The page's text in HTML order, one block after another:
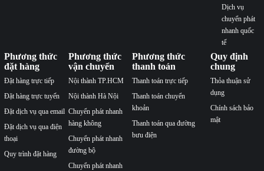
Dịch vụ
chuyển phát
nhanh quốc
tế
Phương thức
đặt hàng
Đặt hàng trực tiếp
Đặt hàng trực tuyến
Đặt dịch vụ qua email
Đặt dịch vụ qua điện
thoại
Quy trình đặt hàng
Phương thức
vận chuyển
Nội thành TP.HCM
Nội thành Hà Nội
Chuyển phát nhanh
hàng không
Chuyển phát nhanh
đường bộ
Chuyển phát nhanh
Phương thức
thanh toán
Thanh toán trực tiếp
Thanh toán chuyển
khoản
Thanh toán qua đường
bưu điện
Quy định
chung
Thỏa thuận sử
dụng
Chính sách bảo
mật